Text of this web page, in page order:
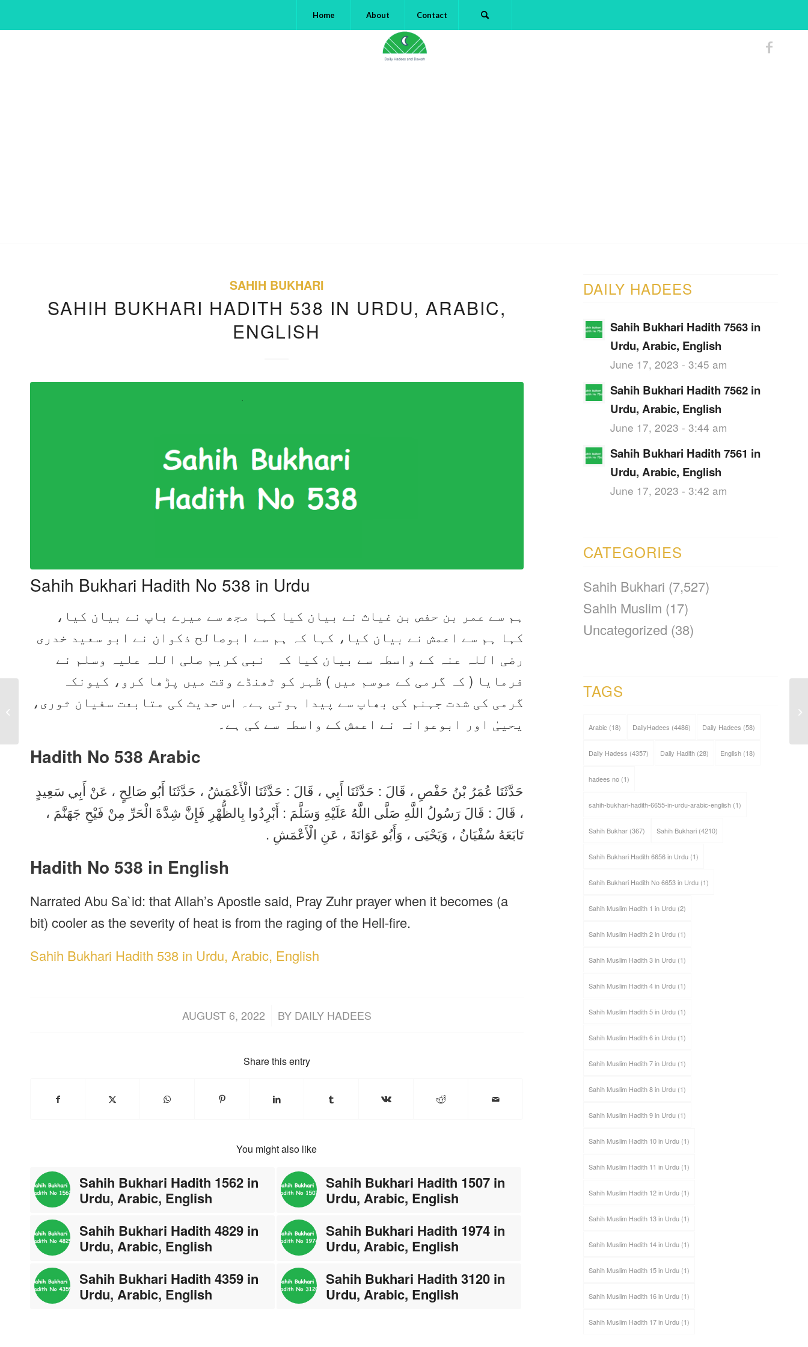
Home About Contact
SAHIH BUKHARI
SAHIH BUKHARI HADITH 538 IN URDU, ARABIC,
ENGLISH
Sahih Bukhari Hadith No 538 in Urdu
ہم سے عمر بن حفص بن غیاث نے بیان کیا کہا مجھ سے میرے باپ نے بیان کیا،
کہا ہم سے اعمش نے بیان کیا، کہا کہ ہم سے ابوصالح ذکوان نے ابو سعید خدری
رضی اللہ عنہ کے واسطہ سے بیان کیا کہ نبی کریم صلی اللہ علیہ وسلم نے
فرمایا ( کہ گرمی کے موسم میں ) ظہر کو ٹھنڈے وقت میں پڑھا کرو، کیونکہ
گرمی کی شدت جہنم کی بھاپ سے پیدا ہوتی ہے۔ اس حدیث کی متابعت سفیان ثوری،
یحییٰ اور ابوعوانہ نے اعمش کے واسطہ سے کی ہے۔
Hadith No 538 Arabic
حَدَّثَنَا عُمَرُ بْنُ حَفْصِ ، قَالَ : حَدَّثَنَا أَبِي ، قَالَ : حَدَّثَنَا الْأَعْمَشُ ، حَدَّثَنَا أَبُو صَالِحٍ ، عَنْ أَبِي سَعِيدٍ
، قَالَ : قَالَ رَسُولُ اللَّهِ صَلَّى اللَّهُ عَلَيْهِ وَسَلَّمَ : أَبْرِدُوا بِالظُّهْرِ فَإِنَّ شِدَّةَ الْحَرِّ مِنْ فَيْحِ جَهَنَّمَ ،
تَابَعَهُ سُفْيَانُ ، وَيَحْيَى ، وَأَبُو عَوَانَةَ ، عَنِ الْأَعْمَشِ .
Hadith No 538 in English
Narrated Abu Sa`id: that Allah’s Apostle said, Pray Zuhr prayer when it becomes (a
bit) cooler as the severity of heat is from the raging of the Hell-fire.
Sahih Bukhari Hadith 538 in Urdu, Arabic, English
AUGUST 6, 2022
/ BY DAILY HADEES
Share this entry
You might also like
Sahih Bukhari Hadith 1562 in
Urdu, Arabic, English
Sahih Bukhari Hadith 1507 in
Urdu, Arabic, English
Sahih Bukhari Hadith 4829 in
Urdu, Arabic, English
Sahih Bukhari Hadith 1974 in
Urdu, Arabic, English
Sahih Bukhari Hadith 4359 in
Urdu, Arabic, English
Sahih Bukhari Hadith 3120 in
Urdu, Arabic, English
DAILY HADEES
Sahih Bukhari Hadith 7563 in
Urdu, Arabic, English
June 17, 2023 - 3:45 am
Sahih Bukhari Hadith 7562 in
Urdu, Arabic, English
June 17, 2023 - 3:44 am
Sahih Bukhari Hadith 7561 in
Urdu, Arabic, English
June 17, 2023 - 3:42 am
CATEGORIES
Sahih Bukhari (7,527)
Sahih Muslim (17)
Uncategorized (38)
TAGS
Arabic (18) DailyHadees (4486) Daily Hadees (58)
Daily Hadess (4357) Daily Hadith(28) English(18)
hadees no(1)
sahih-bukhari-hadith-6655-in-urdu-arabic-english(1)
Sahih Bukhar(367) Sahih Bukhari(4210)
Sahih Bukhari Hadith 6656 in Urdu(1)
Sahih Bukhari Hadith No 6653 in Urdu(1)
Sahih Muslim Hadith 1 in Urdu(2)
Sahih Muslim Hadith 2 in Urdu(1)
Sahih Muslim Hadith 3 in Urdu(1)
Sahih Muslim Hadith 4 in Urdu(1)
Sahih Muslim Hadith 5 in Urdu(1)
Sahih Muslim Hadith 6 in Urdu(1)
Sahih Muslim Hadith 7 in Urdu(1)
Sahih Muslim Hadith 8 in Urdu(1)
Sahih Muslim Hadith 9 in Urdu(1)
Sahih Muslim Hadith 10 in Urdu(1)
Sahih Muslim Hadith 11 in Urdu(1)
Sahih Muslim Hadith 12 in Urdu(1)
Sahih Muslim Hadith 13 in Urdu(1)
Sahih Muslim Hadith 14 in Urdu(1)
Sahih Muslim Hadith 15 in Urdu(1)
Sahih Muslim Hadith 16 in Urdu(1)
Sahih Muslim Hadith 17 in Urdu(1)
Sahih Bukhari Hadith
537 in Urdu, Arabic,